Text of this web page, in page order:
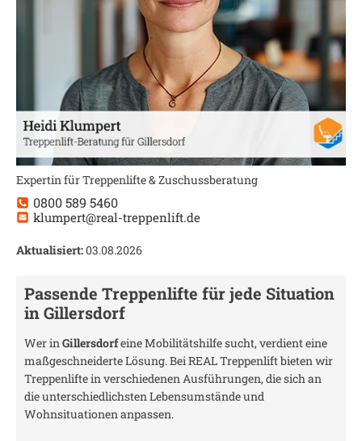
Expertin für Treppenlifte & Zuschussberatung
0800 589 5460
klumpert@real-treppenlift.de
Aktualisiert:03.08.2026
Passende Treppenlifte für jede Situation
inGillersdorf
Wer inGillersdorfeine Mobilitätshilfe sucht, verdient eine
maßgeschneiderte Lösung. Bei REAL Treppenlift bieten wir
Treppenlifte in verschiedenen Ausführungen, die sich an
die unterschiedlichsten Lebensumstände und
Wohnsituationen anpassen.